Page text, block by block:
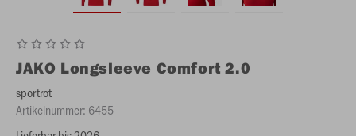
JAKO Longsleeve Comfort 2.0
sportrot
Artikelnummer: 6455